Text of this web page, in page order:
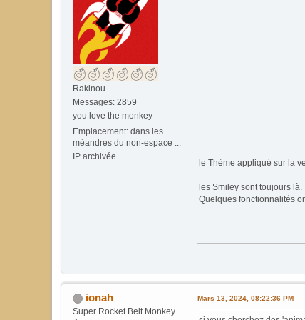
Rakinou
Messages: 2859
you love the monkey
Emplacement: dans les
méandres du non-espace ...
IP archivée
le Thème appliqué sur la
les Smiley sont toujours là.
Quelques fonctionnalités
ionah
Super Rocket Belt Monkey
Mars 13, 2024, 08:22:36 PM